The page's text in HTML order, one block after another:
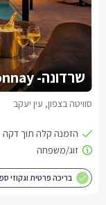
שרדונה- Chardonnay
סוויטה בצפון, עין יעקב
בריכה פרטית וגקוזי